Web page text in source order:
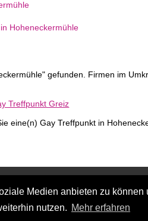
Medien anbieten zu
nutzen. Mehr erfahren
Hoheneckermühle
gefunden. Firmen im
Treffpunkt Greiz
eine(n) Gay Treffpunkt in